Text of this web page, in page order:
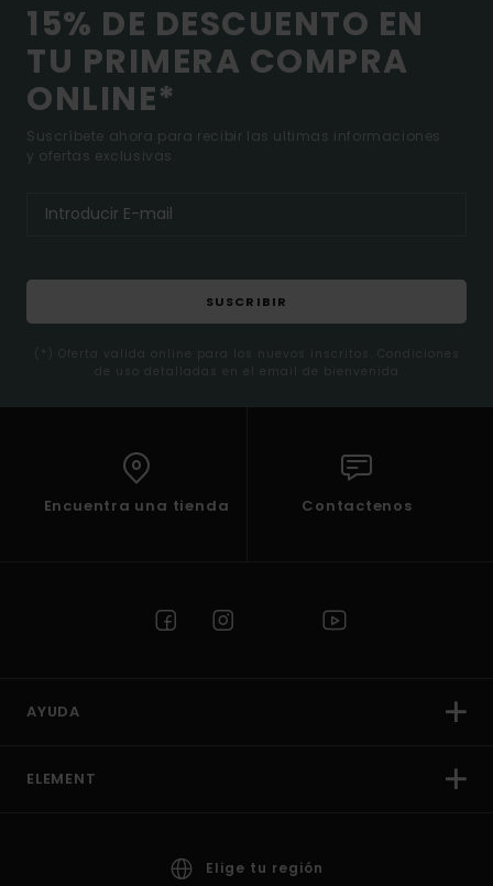
15% DE DESCUENTO EN
TU PRIMERA COMPRA
ONLINE*
Suscríbete ahora para recibir las ultimas informaciones
y ofertas exclusivas.
SUSCRIBIR
(*) Oferta valida online para los nuevos inscritos. Condiciones
de uso detalladas en el email de bienvenida
Encuentra una tienda Contactenos
AYUDA
ELEMENT
Elige tu región